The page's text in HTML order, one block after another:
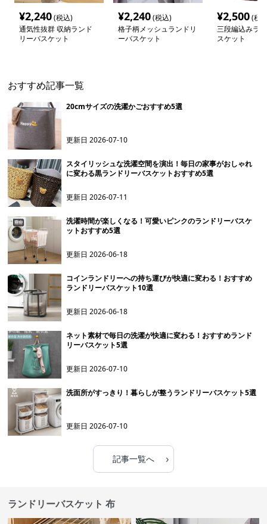
¥2,240(税込)
通気性抜群 収納ランド
リーバスケット
¥2,240(税込)
格子柄メッシュランドリ
ーバスケット
¥2,500(税
三段編込みラ
スケット
おすすめ記事一覧
20cmサイズの洗濯かごおすすめ5選
更新日2026-07-10
スタイリッシュな洗濯空間を演出！毎日の家事がおしゃれ
に変わる黒ランドリーバスケットおすすめ5選
更新日2026-07-11
洗濯時間が楽しくなる！可愛いピンクのランドリーバスケ
ットおすすめ5選
更新日2026-06-18
コインランドリーへの持ち運びが快適に変わる！おすすめ
ランドリーバスケット10選
更新日2026-06-18
ネット素材で毎日の洗濯が快適に変わる！おすすめランド
リーバスケット5選
更新日2026-07-10
洗面所がすっきり！暮らしが整うランドリーバスケット5選
更新日2026-07-10
記事一覧へ ›
ランドリーバスケット 布